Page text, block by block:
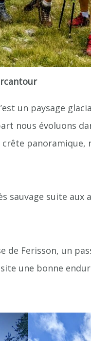
un paysage
nous évoluons
panoramique,
sauvage suite aux
Ferisson, un
une bonne